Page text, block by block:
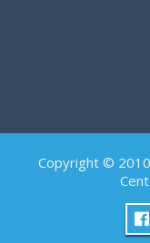
Copyright ©